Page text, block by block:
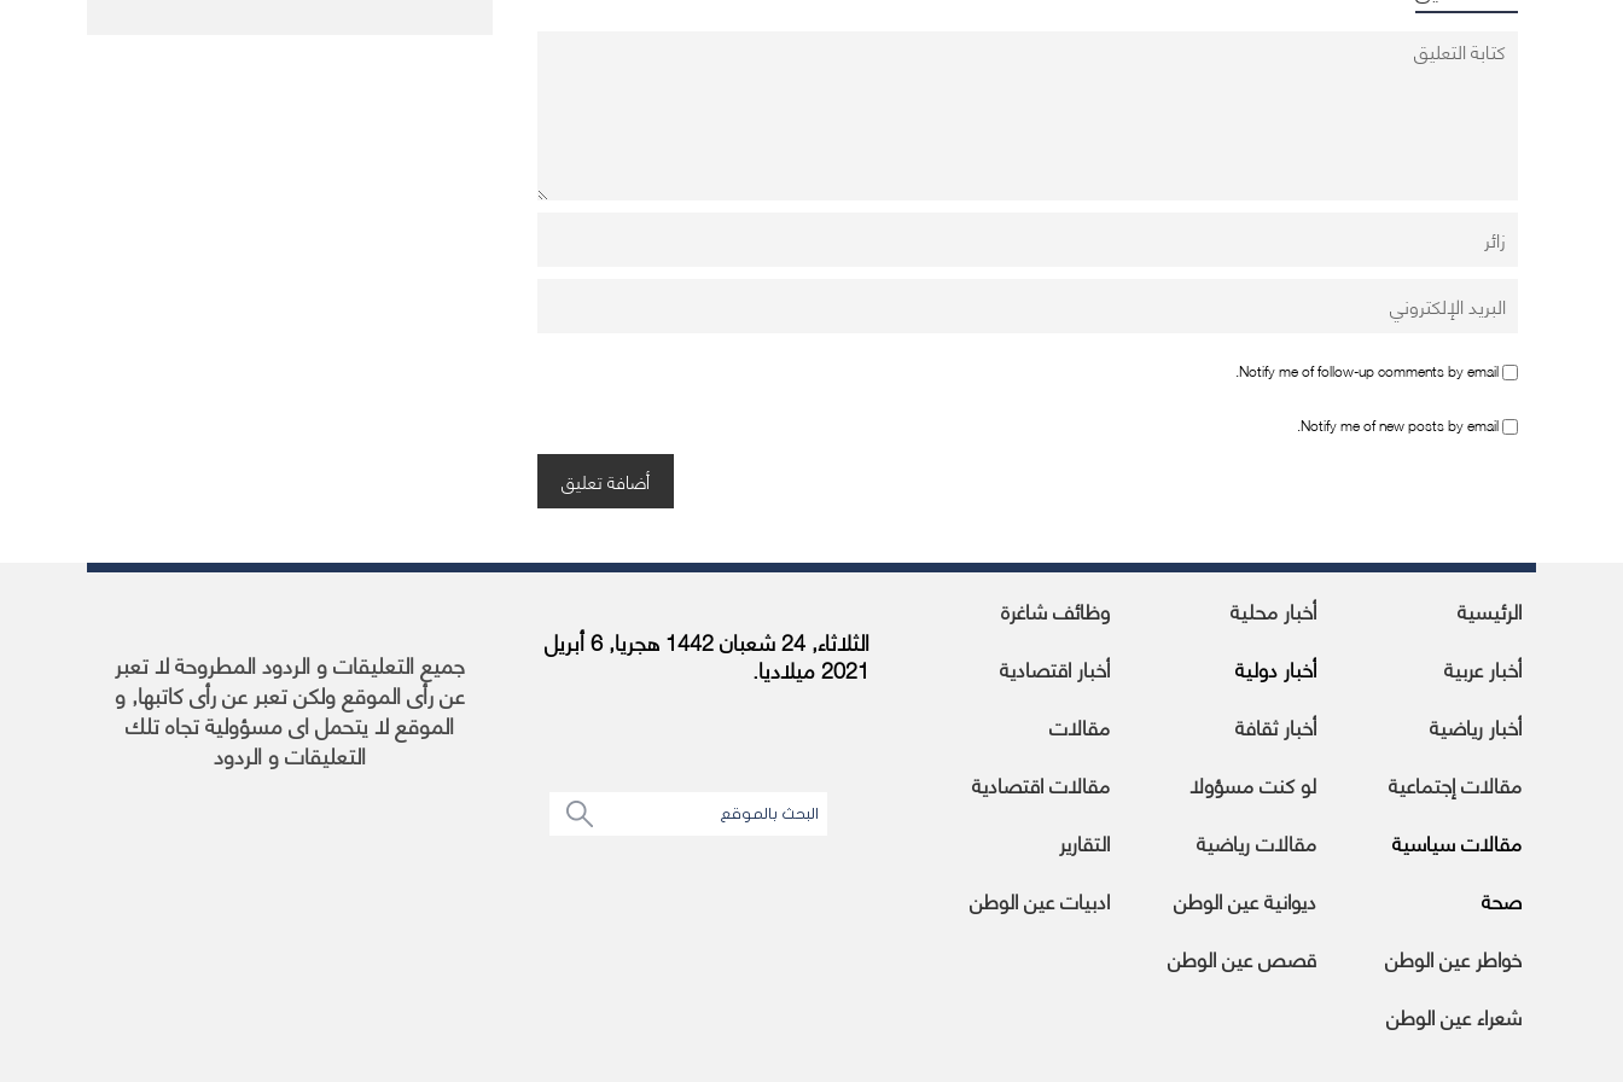
Notify me of follow-up comments by email.
Notify me of new posts by email.
الرئيسية أخبار محلية
وظائف شاغرة
أخبار عربية
أخبار دولية
أخبار اقتصادية
أخبار رياضية
أخبار ثقافة
مقالات
مقالات إجتماعية
لو كنت مسؤولا
مقالات اقتصادية
مقالات سياسية
مقالات رياضية
التقارير
صحة
ديوانية عين الوطن
ادبيات عين الوطن
خواطر عين الوطن
قصص عين الوطن
شعراء عين الوطن
الثلاثاء, 24 شعبان 1442 هجريا, 6 أبريل
2021 ميلاديا. جميع التعليقات و الردود المطروحة لا تعبر
عن رأى الموقع ولكن تعبر عن رأى كاتبها, و
الموقع لا يتحمل اى مسؤولية تجاه تلك
التعليقات و الردود